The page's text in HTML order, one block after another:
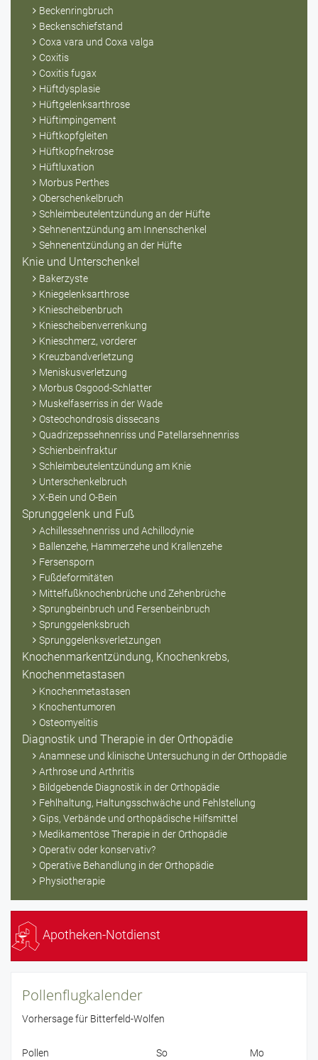
Beckenringbruch
Beckenschiefstand
Coxa vara und Coxa valga
Coxitis
Coxitis fugax
Hüftdysplasie
Hüftgelenksarthrose
Hüftimpingement
Hüftkopfgleiten
Hüftkopfnekrose
Hüftluxation
Morbus Perthes
Oberschenkelbruch
Schleimbeutelentzündung an der Hüfte
Sehnenentzündung am Innenschenkel
Sehnenentzündung an der Hüfte
Knie und Unterschenkel
Bakerzyste
Kniegelenksarthrose
Kniescheibenbruch
Kniescheibenverrenkung
Knieschmerz, vorderer
Kreuzbandverletzung
Meniskusverletzung
Morbus Osgood-Schlatter
Muskelfaserriss in der Wade
Osteochondrosis dissecans
Quadrizepssehnenriss und Patellarsehnenriss
Schienbeinfraktur
Schleimbeutelentzündung am Knie
Unterschenkelbruch
X-Bein und O-Bein
Sprunggelenk und Fuß
Achillessehnenriss und Achillodynie
Ballenzehe, Hammerzehe und Krallenzehe
Fersensporn
Fußdeformitäten
Mittelfußknochenbrüche und Zehenbrüche
Sprungbeinbruch und Fersenbeinbruch
Sprunggelenksbruch
Sprunggelenksverletzungen
Knochenmarkentzündung, Knochenkrebs,
Knochenmetastasen
Knochenmetastasen
Knochentumoren
Osteomyelitis
Diagnostik und Therapie in der Orthopädie
Anamnese und klinische Untersuchung in der Orthopädie
Arthrose und Arthritis
Bildgebende Diagnostik in der Orthopädie
Fehlhaltung, Haltungsschwäche und Fehlstellung
Gips, Verbände und orthopädische Hilfsmittel
Medikamentöse Therapie in der Orthopädie
Operativ oder konservativ?
Operative Behandlung in der Orthopädie
Physiotherapie
Apotheken-Notdienst
Pollenflugkalender
Vorhersage für Bitterfeld-Wolfen
Pollen So Mo